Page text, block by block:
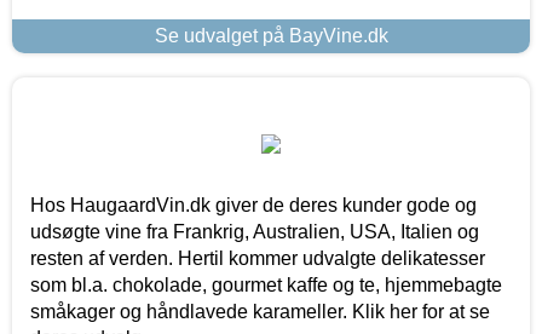
Se udvalget på BayVine.dk
Hos HaugaardVin.dk giver de deres kunder gode og
udsøgte vine fra Frankrig, Australien, USA, Italien og
resten af verden. Hertil kommer udvalgte delikatesser
som bl.a. chokolade, gourmet kaffe og te, hjemmebagte
småkager og håndlavede karameller. Klik her for at se